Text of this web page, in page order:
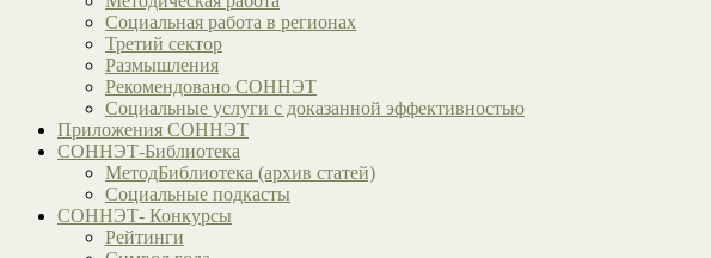
Социальная работа в регионах
Третий сектор
Размышления
Рекомендовано СОННЭТ
Социальные услуги с доказанной эффективностью
Приложения СОННЭТ
СОННЭТ-Библиотека
МетодБиблиотека (архив статей)
Социальные подкасты
СОННЭТ- Конкурсы
Рейтинги